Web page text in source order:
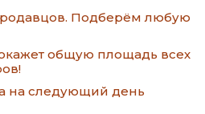
Подберём любую
общую площадь всех
на следующий день